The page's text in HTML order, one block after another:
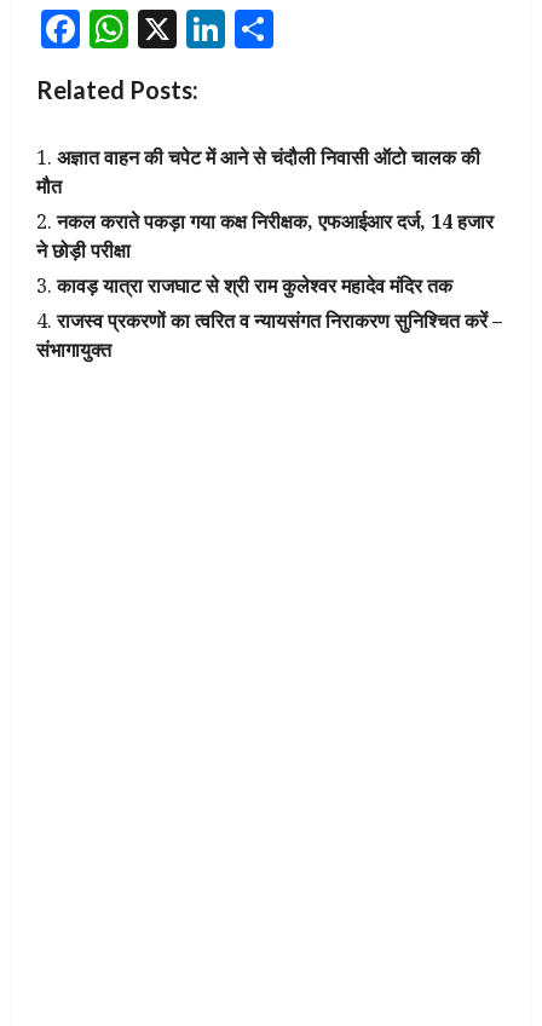
Facebook
WhatsApp
X LinkedIn
Related Posts:
अज्ञात वाहन की चपेट में आने से चंदौली निवासी ऑटो चालक की
मौत
नकल कराते पकड़ा गया कक्ष निरीक्षक, एफआईआर दर्ज, 14 हजार
ने छोड़ी परीक्षा
कावड़ यात्रा राजघाट से श्री राम कुलेश्वर महादेव मंदिर तक
राजस्व प्रकरणों का त्वरित व न्यायसंगत निराकरण सुनिश्चित करें –
संभागायुक्त